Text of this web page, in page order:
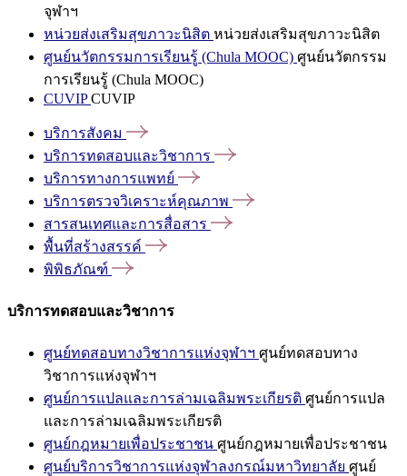
จุฬาฯ
หน่วยส่งเสริมสุขภาวะนิสิต หน่วยส่งเสริมสุขภาวะนิสิต
ศูนย์นวัตกรรมการเรียนรู้ (Chula MOOC) ศูนย์นวัตกรรม
การเรียนรู้ (Chula MOOC)
CUVIPCUVIP
บริการสังคม
บริการทดสอบและวิชาการ
บริการทางการแพทย์
บริการตรวจวิเคราะห์คุณภาพ
สารสนเทศและการสื่อสาร
พื้นที่สร้างสรรค์
พิพิธภัณฑ์
บริการทดสอบและวิชาการ
ศูนย์ทดสอบทางวิชาการแห่งจุฬาฯ ศูนย์ทดสอบทาง
วิชาการแห่งจุฬาฯ
ศูนย์การแปลและการล่ามเฉลิมพระเกียรติ ศูนย์การแปล
และการล่ามเฉลิมพระเกียรติ
ศูนย์กฎหมายเพื่อประชาชน ศูนย์กฎหมายเพื่อประชาชน
ศูนย์บริการวิชาการแห่งจุฬาลงกรณ์มหาวิทยาลัย ศูนย์